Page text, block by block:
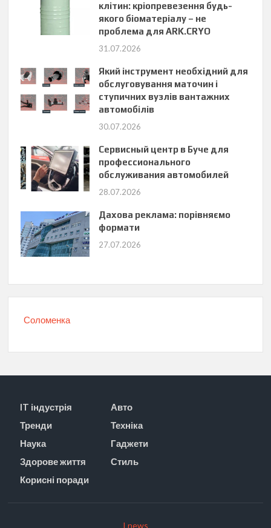
клітин: кріопревезення будь-
якого біоматеріалу – не
проблема для ARK.CRYO
31.07.2026
Який інструмент необхідний для
обслуговування маточин і
ступичних вузлів вантажних
автомобілів
30.07.2026
Сервисный центр в Буче для
профессионального
обслуживания автомобилей
28.07.2026
Дахова реклама: порівняємо
формати
27.07.2026
Соломенка
IT індустрія
Авто
Тренди
Техніка
Наука
Гаджети
Здорове життя
Стиль
Корисні поради
I news